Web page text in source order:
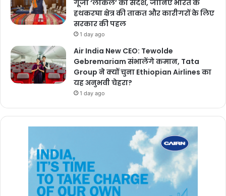
गूंजा ‘लोकल’ का संदेश, जानिए भारत के
हथकरघा क्षेत्र की ताकत और कारीगरों के लिए
सरकार की पहल
1 day ago
Air India New CEO: Tewolde
Gebremariam संभालेंगे कमान, Tata
Group ने क्यों चुना Ethiopian Airlines का
यह अनुभवी चेहरा?
1 day ago